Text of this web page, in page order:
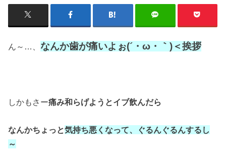
ん～…、なんか歯が痛いよぉ(´・ω・｀)＜挨拶
しかもさー痛み和らげようとイブ飲んだら
なんかちょっと気持ち悪くなって、ぐるんぐるんするし
～